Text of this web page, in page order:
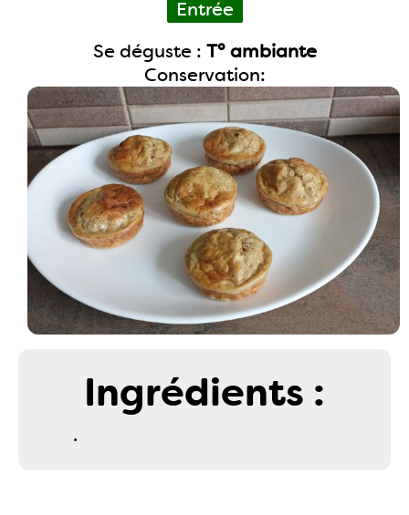
Entrée
Se déguste : T° ambiante
Conservation:
Ingrédients :
.